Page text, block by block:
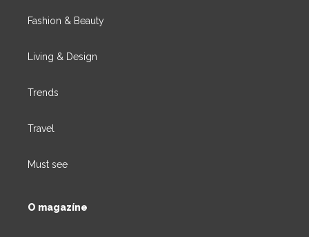
Fashion & Beauty
Living & Design
Trends
Travel
Must see
O magazíne